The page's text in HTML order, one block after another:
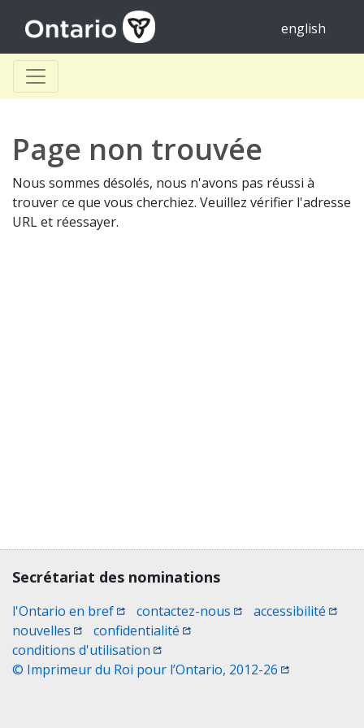
english
Page non trouvée
Nous sommes désolés, nous n'avons pas réussi à
trouver ce que vous cherchiez. Veuillez vérifier l'adresse
URL et réessayer.
Contact, terms, legal information
Secrétariat des nominations
l'Ontario en bref(Ouvrir une nouvelle fenêtre)
contactez-nous (Ouvrir une nouvelle
accessibilité
nouvelles (Ouvrir une nouvelle fenêtre)
confidentialité (Ouvrir une nouvelle fenêtre)
conditions d'utilisation (Ouvrir une nouvelle fenêtre)
© Imprimeur du Roi pour l’Ontario, 2012-26 (Ouvrir une